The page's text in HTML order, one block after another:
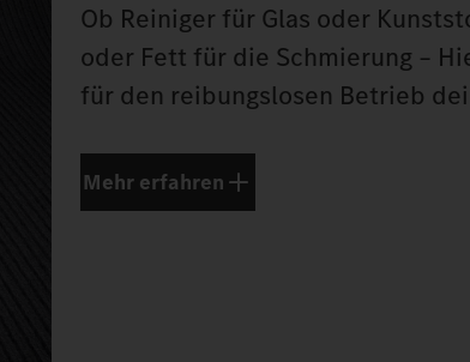
Ob Reiniger für Glas oder
oder Fett für die Schmierung –
für den reibungslosen Betrieb
Mehr erfahren